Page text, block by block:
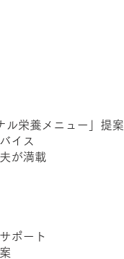
ル栄養メニュー」提案
イス
が満載
ポート